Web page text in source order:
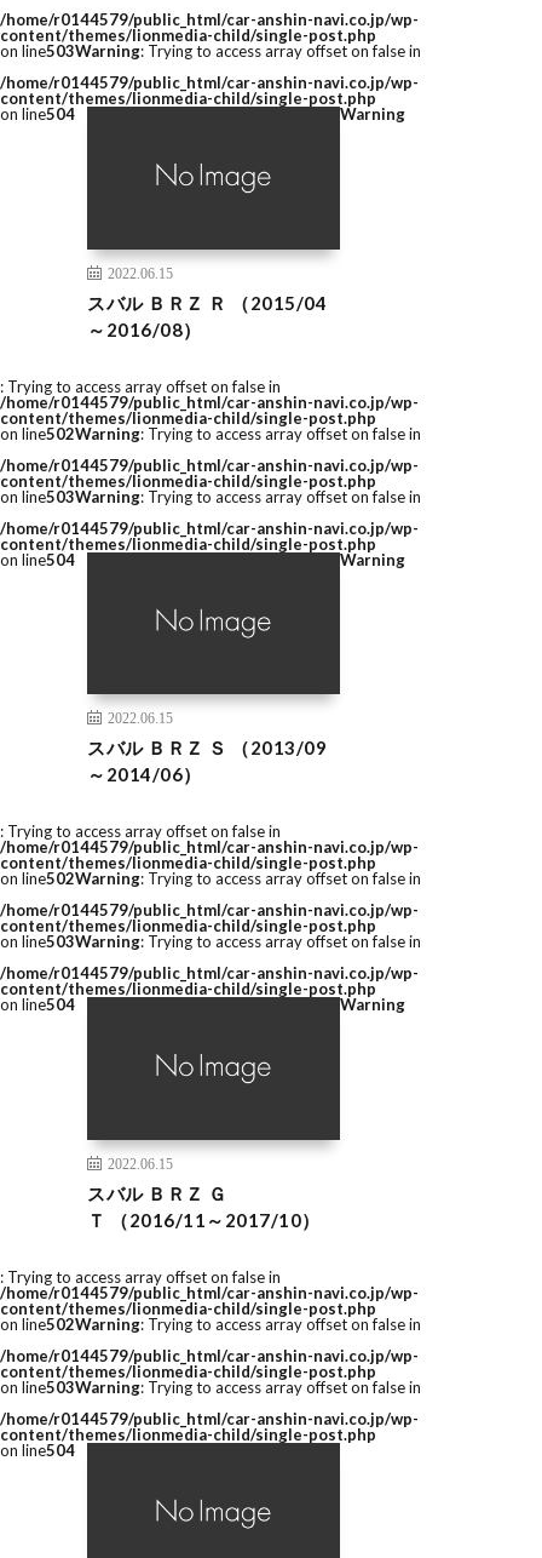
/home/r0144579/public_html/car-anshin-navi.co.jp/wp-
content/themes/lionmedia-child/single-post.php
on line503Warning: Trying to access array offset on false in
/home/r0144579/public_html/car-anshin-navi.co.jp/wp-
content/themes/lionmedia-child/single-post.php
on line504
2022.06.15
スバル ＢＲＺ Ｒ （2015/04
～2016/08）
Warning
: Trying to access array offset on false in
/home/r0144579/public_html/car-anshin-navi.co.jp/wp-
content/themes/lionmedia-child/single-post.php
on line502Warning: Trying to access array offset on false in
/home/r0144579/public_html/car-anshin-navi.co.jp/wp-
content/themes/lionmedia-child/single-post.php
on line503Warning: Trying to access array offset on false in
/home/r0144579/public_html/car-anshin-navi.co.jp/wp-
content/themes/lionmedia-child/single-post.php
on line504
2022.06.15
スバル ＢＲＺ Ｓ （2013/09
～2014/06）
Warning
: Trying to access array offset on false in
/home/r0144579/public_html/car-anshin-navi.co.jp/wp-
content/themes/lionmedia-child/single-post.php
on line502Warning: Trying to access array offset on false in
/home/r0144579/public_html/car-anshin-navi.co.jp/wp-
content/themes/lionmedia-child/single-post.php
on line503Warning: Trying to access array offset on false in
/home/r0144579/public_html/car-anshin-navi.co.jp/wp-
content/themes/lionmedia-child/single-post.php
on line504
2022.06.15
スバル ＢＲＺ Ｇ
Ｔ （2016/11～2017/10）
Warning
: Trying to access array offset on false in
/home/r0144579/public_html/car-anshin-navi.co.jp/wp-
content/themes/lionmedia-child/single-post.php
on line502Warning: Trying to access array offset on false in
/home/r0144579/public_html/car-anshin-navi.co.jp/wp-
content/themes/lionmedia-child/single-post.php
on line503Warning: Trying to access array offset on false in
/home/r0144579/public_html/car-anshin-navi.co.jp/wp-
content/themes/lionmedia-child/single-post.php
on line504